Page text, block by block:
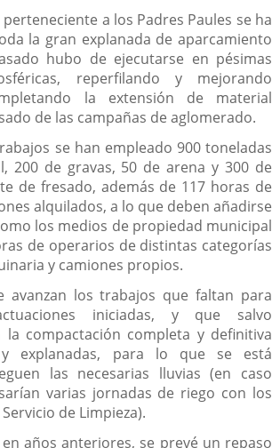
a los Padres Paules se ha
la gran explanada de aparcamiento
hubo de ejecutarse en pésimas
reperfilando y mejorando
la extensión de material
de las campañas de aglomerado.
se han empleado 900 toneladas
200 de gravas, 50 de arena y 300 de
de fresado, además de 117 horas de
alquilados, a lo que deben añadirse
los medios de propiedad municipal
de operarios de distintas categorías
y camiones propios.
avanzan los trabajos que faltan para
iniciadas, y que salvo
la compactación completa y definitiva
explanadas, para lo que se está
las necesarias lluvias (en caso
varias jornadas de riego con los
de Limpieza).
años anteriores, se prevé un repaso